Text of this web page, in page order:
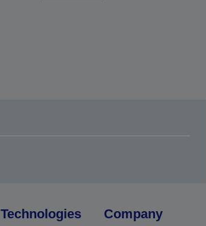
Technologies Company